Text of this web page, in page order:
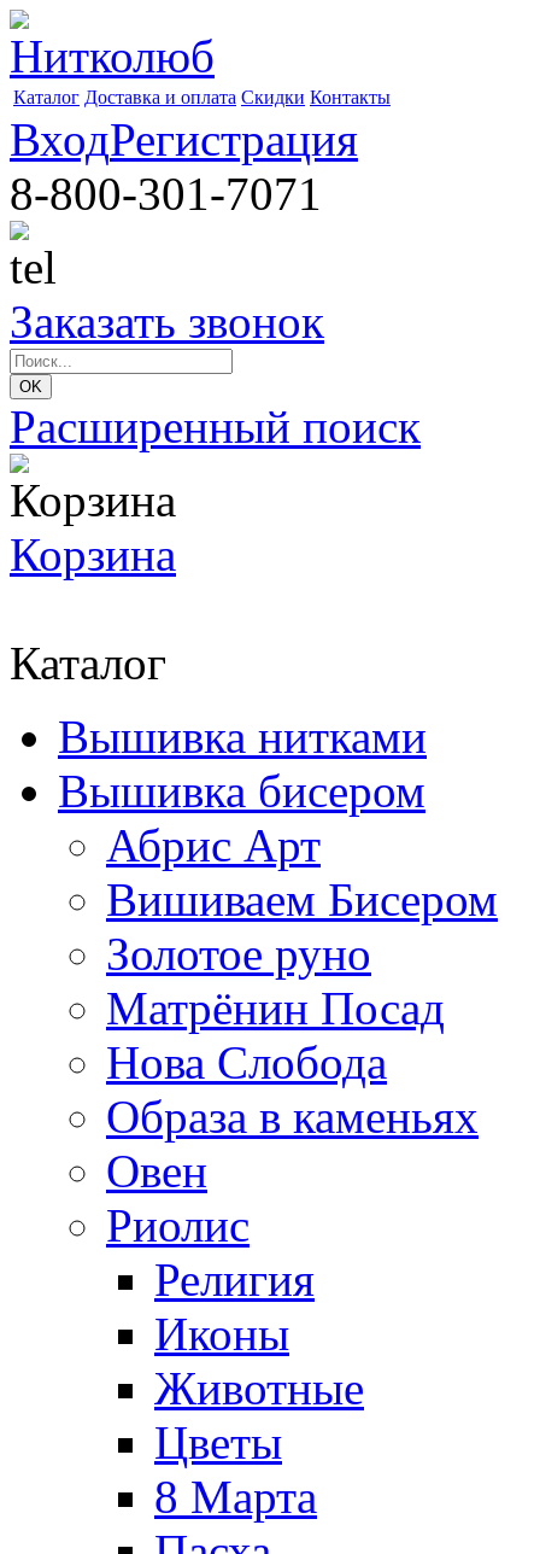
Каталог Доставка и оплата Скидки Контакты
ВходРегистрация
8-800-301-7071
Заказать звонок
Расширенный поиск
Корзина
Каталог
Вышивка нитками
Вышивка бисером
Абрис Арт
Вишиваем Бисером
Золотое руно
Матрёнин Посад
Нова Слобода
Образа в каменьях
Овен
Риолис
Религия
Иконы
Животные
Цветы
8 Марта